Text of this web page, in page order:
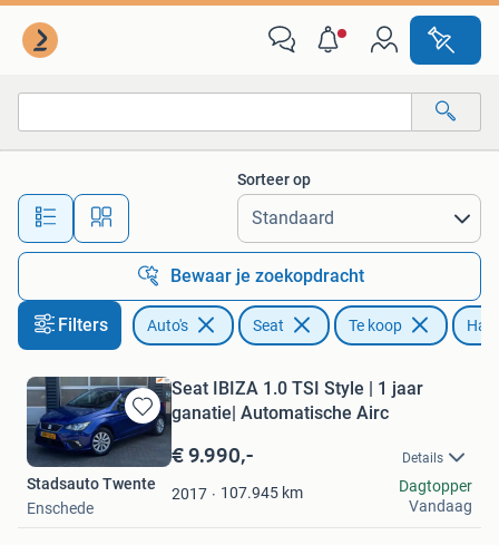
Alle afstanden…
Sorteer op
Bewaar je zoekopdracht
Filters Auto's Seat Te koop
Bewaren
in
Mijn
Favorieten
Seat IBIZA 1.0 TSI Style | 1 jaar
ganatie| Automatische Airc
€ 9.990,- Details
2017 107.945 km
Stadsauto Twente
Enschede
Dagtopper
Vandaag